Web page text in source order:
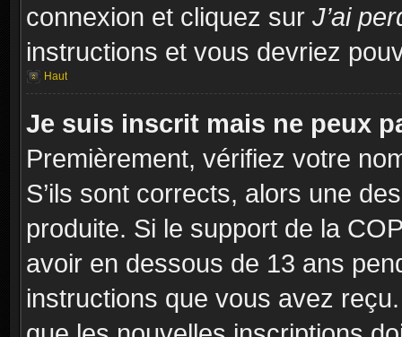
connexion et cliquez sur J’ai
instructions et vous devriez
Haut
Je suis inscrit mais ne peux
Premièrement, vérifiez votre
S’ils sont corrects, alors une
produite. Si le support de la
avoir en dessous de 13 ans
instructions que vous avez